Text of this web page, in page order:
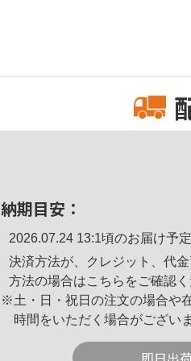
納期目安：
2026.07.24 13:1頃のお届け予定
決済方法が、クレジット、代
方法の場合はこちら をご確認く
※土・日・祝日の注文の場合や
時間をいただく場合がございま